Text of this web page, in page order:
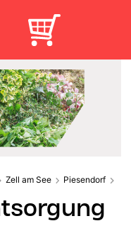
Zell am See
Piesendorf